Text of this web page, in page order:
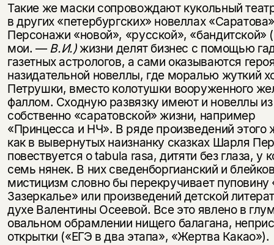
Такие же маски сопровождают кукольный
в других «петербургских» новеллах
Персонажи «новой», «русской», «бан­дитской»
мои. —В.И.)жизни делят бизнес с помощью
газет­ных астрологов, а сами оказываются
назидательной новеллы, где моралью жуткий
Петрушки, вместо колотушки вооруженного
фаллом. Сходную развязку имеют и новеллы из
собственно «саратовской» жизни, например
«Принцесса и НЧ». В ряде произведений этого
как в вывернутых наизнанку сказках Шарля
повествуется о tabula rasa, дитяти без глаза, у
семь нянек. В них сведенборгианский и
мистицизм словно бы перекручивает пуповину
За­зеркалье» или произведений детской
духе Валентины Осе­евой. Все это явлено в
овальном обрамлении нищего бала­гана,
открытки («ЕГЭ в два этапа», «Жертва Какао»).